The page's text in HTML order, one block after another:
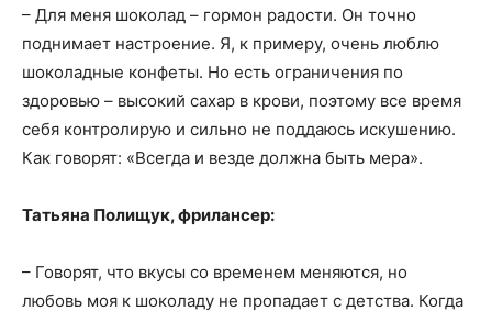
– Для меня шоколад – гормон радости. Он точно
поднимает настроение. Я, к примеру, очень люблю
шоколадные конфеты. Но есть ограничения по
здоровью – высокий сахар в крови, поэтому все время
себя контролирую и сильно не поддаюсь искушению.
Как говорят: «Всегда и везде должна быть мера».
Татьяна Полищук, фрилансер:
– Говорят, что вкусы со временем меняются, но
любовь моя к шоколаду не пропадает с детства. Когда